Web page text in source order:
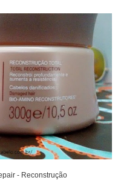
- Reconstrução